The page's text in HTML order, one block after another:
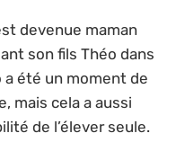
devenue maman
son fils Théo dans
a été un moment de
mais cela a aussi
de l’élever seule.